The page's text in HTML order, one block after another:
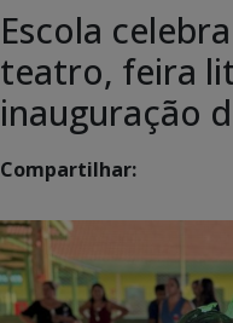
Escola
teatro, feira
inauguração
Compartilhar: